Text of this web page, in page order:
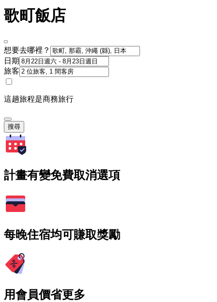
歌町飯店
想要去哪裡？
日期
旅客
這趟旅程是商務旅行
搜尋
計畫有變免費取消選項
每晚住宿均可賺取獎勵
用會員價省更多